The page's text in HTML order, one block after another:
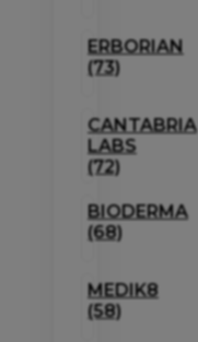
ERBORIAN
(73)
CANTABRIA
LABS
(72)
BIODERMA
(68)
MEDIK8
(58)